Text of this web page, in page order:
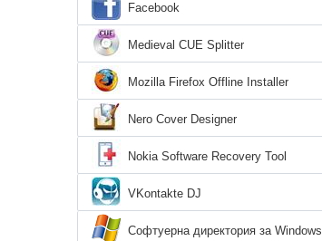
Facebook
Medieval CUE Splitter
Mozilla Firefox Offline Installer
Nero Cover Designer
Nokia Software Recovery Tool
VKontakte DJ
Софтуерна директория за Windows